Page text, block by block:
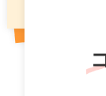
2026年07月10日
2026年8月期
ンドオープン!
生!